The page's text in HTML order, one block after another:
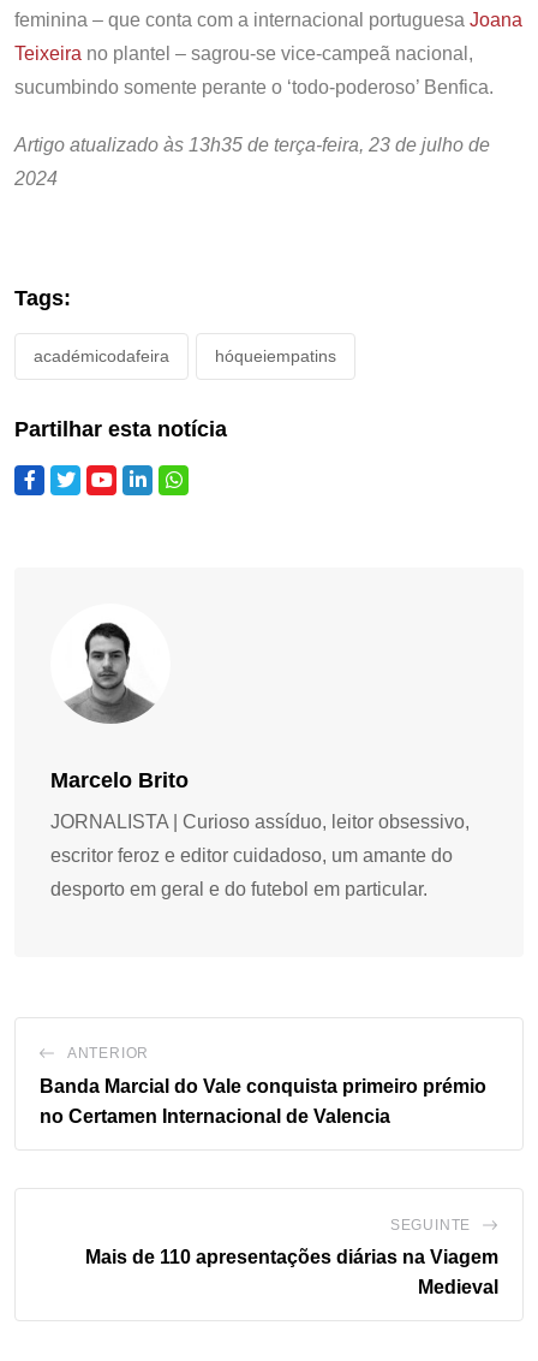
feminina – que conta com a internacional portuguesa Joana
Teixeira no plantel – sagrou-se vice-campeã nacional,
sucumbindo somente perante o ‘todo-poderoso’ Benfica.
Artigo atualizado às 13h35 de terça-feira, 23 de julho de
2024
Tags:
académicodafeira hóqueiempatins
Partilhar esta notícia
Marcelo Brito
JORNALISTA | Curioso assíduo, leitor obsessivo,
escritor feroz e editor cuidadoso, um amante do
desporto em geral e do futebol em particular.
ANTERIOR
Banda Marcial do Vale conquista primeiro prémio
no Certamen Internacional de Valencia
SEGUINTE
Mais de 110 apresentações diárias na Viagem
Medieval